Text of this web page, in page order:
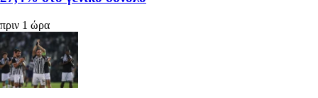
πριν 1 ώρα